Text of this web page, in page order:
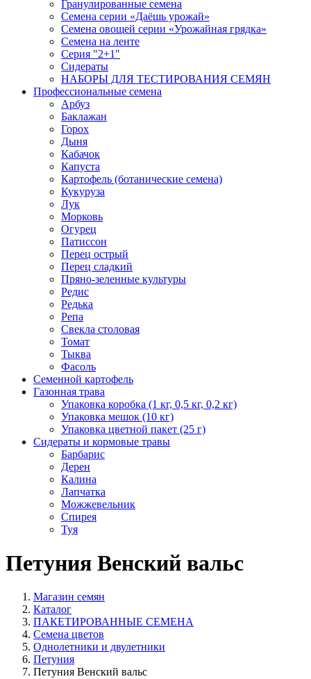
Гранулированные семена
Семена серии «Даёшь урожай»
Семена овощей серии «Урожайная грядка»
Семена на ленте
Серия "2+1"
Сидераты
НАБОРЫ ДЛЯ ТЕСТИРОВАНИЯ СЕМЯН
Профессиональные семена
Арбуз
Баклажан
Горох
Дыня
Кабачок
Капуста
Картофель (ботанические семена)
Кукуруза
Лук
Морковь
Огурец
Патиссон
Перец острый
Перец сладкий
Пряно-зеленные культуры
Редис
Редька
Репа
Свекла столовая
Томат
Тыква
Фасоль
Семенной картофель
Газонная трава
Упаковка коробка (1 кг, 0,5 кг, 0,2 кг)
Упаковка мешок (10 кг)
Упаковка цветной пакет (25 г)
Сидераты и кормовые травы
Барбарис
Дерен
Калина
Лапчатка
Можжевельник
Спирея
Туя
Петуния Венский вальс
Магазин семян
Каталог
ПАКЕТИРОВАННЫЕ СЕМЕНА
Семена цветов
Однолетники и двулетники
Петуния
Петуния Венский вальс